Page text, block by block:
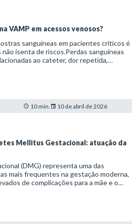
VAMP em acessos venosos?
sanguíneas em pacientes críticos é
isenta de riscos.Perdas sanguíneas
ao cateter, dor repetida,
10 min. 10 de abril de 2026
Mellitus Gestacional: atuação da
(DMG) representa uma das
mais frequentes na gestação moderna,
de complicações para a mãe e o